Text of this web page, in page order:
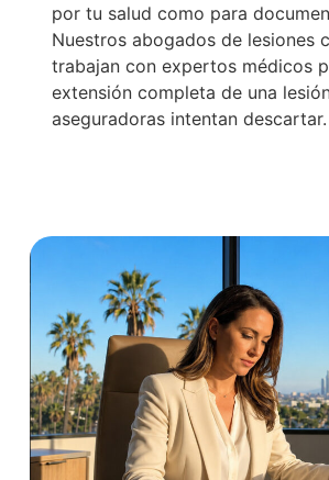
por tu salud como para
Nuestros abogados de lesiones
trabajan con expertos médicos
extensión completa de una
aseguradoras intentan descartar.